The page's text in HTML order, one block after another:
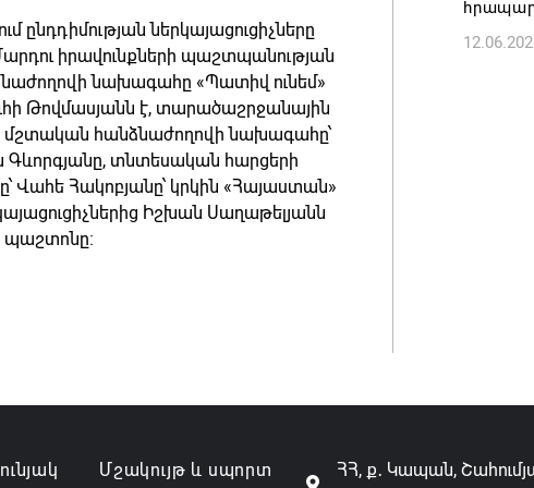
ընդդիմության ներկայացուցիչները
իրավունքների պաշտպանության
նախագահը «Պատիվ ունեմ»
Թովմասյանն է, տարածաշրջանային
հանձնաժողովի նախագահը՝
Գևորգյանը, տնտեսական հարցերի
Հակոբյանը՝ կրկին «Հայաստան»
Իշխան Սաղաթելյանն
պաշտոնը։
Մշակույթ և սպորտ
ՀՀ, ք․ Կապան,